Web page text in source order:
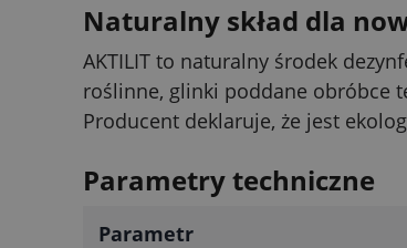
Naturalny skład dla
AKTILIT to naturalny środek
roślinne, glinki poddane obróbce
Producent deklaruje, że jest
Parametry techniczne
Parametr